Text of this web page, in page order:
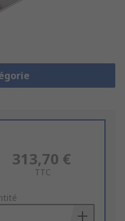
313,70 €
TTC